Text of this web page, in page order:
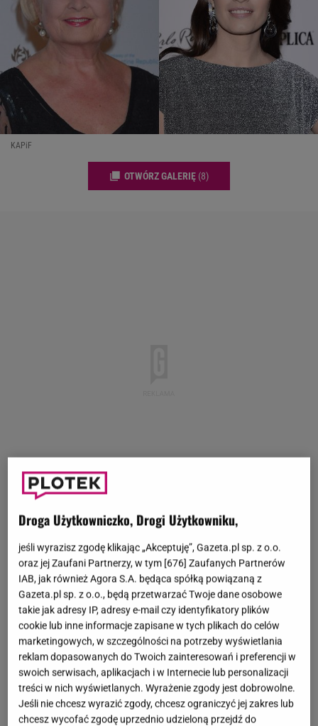
KAPiF
OTWÓRZ GALERIĘ (8)
Magdalena Różczkastara się chronić swoją
prywatność jak może. Na ściankach pojawia się
tylko przy okazji produkcji, w których brała udział i
nie wędruje po imprezach, jak jej koleżanki. Niezbyt
często pojawia się w mediach. Od dłuższego czasu
jest w związku partnerskim z Janem Holubkiem,
dlatego jej teściową jestMagdalena Zawadzka. I to
właśnie ona uznała, że tajemnica aktorki nie jest tak
Droga Użytkowniczko, Drogi Użytkowniku,
jeśli wyrazisz zgodę klikając „Akceptuję”, Gazeta.pl sp. z o.o.
oraz jej Zaufani Partnerzy, w tym [676] Zaufanych Partnerów
IAB, jak również Agora S.A. będąca spółką powiązaną z
Gazeta.pl sp. z o.o., będą przetwarzać Twoje dane osobowe
takie jak adresy IP, adresy e-mail czy identyfikatory plików
cookie lub inne informacje zapisane w tych plikach do celów
marketingowych, w szczególności na potrzeby wyświetlania
reklam dopasowanych do Twoich zainteresowań i preferencji w
swoich serwisach, aplikacjach i w Internecie lub personalizacji
treści w nich wyświetlanych. Wyrażenie zgody jest dobrowolne.
Jeśli nie chcesz wyrazić zgody, chcesz ograniczyć jej zakres lub
chcesz wycofać zgodę uprzednio udzieloną przejdź do